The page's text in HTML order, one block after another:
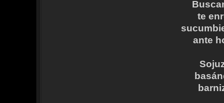
te
ante